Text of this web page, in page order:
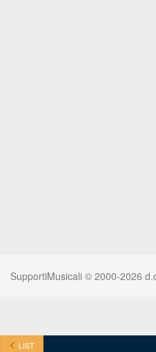
LIST
SupportiMusicali © 2000-2026